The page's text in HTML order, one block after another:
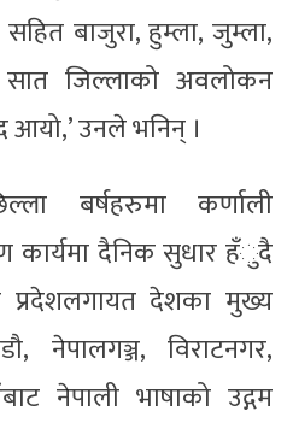
बाजुरा, हुम्ला, जुम्ला,
जिल्लाको अवलोकन
उनले भनिन् ।
बर्षहरुमा कर्णाली
कार्यमा दैनिक सुधार हँुदै
प्रदेशलगायत देशका मुख्य
नेपालगञ्ज, विराटनगर,
नेपाली भाषाको उद्गम